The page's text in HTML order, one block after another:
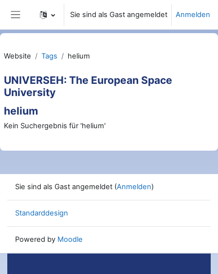
Website-Übersicht
Sie sind als Gast angemeldet Anmelden
Website Tags helium
UNIVERSEH: The European Space
University
helium
Kein Suchergebnis für 'helium'
Sie sind als Gast angemeldet (Anmelden)
Standarddesign
Powered by Moodle